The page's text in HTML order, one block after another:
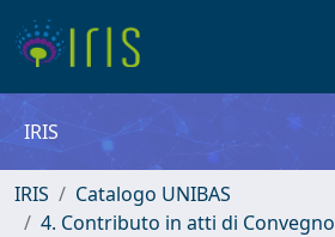
IRIS
IRIS
Catalogo UNIBAS
4. Contributo in atti di Convegno